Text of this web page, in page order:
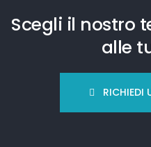
Scegli il nostro
alle
RICHIEDI